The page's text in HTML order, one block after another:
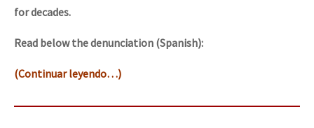
for decades.
Read below the denunciation (Spanish):
(Continuar leyendo…)